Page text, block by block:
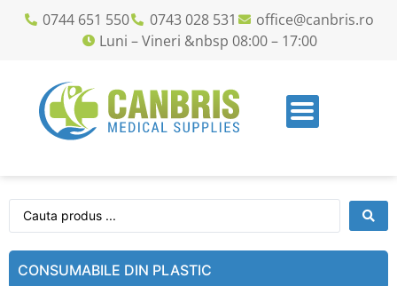
0744 651 550 0743 028 531
office@canbris.ro
Luni – Vineri &nbsp 08:00 – 17:00
CONSUMABILE DIN PLASTIC